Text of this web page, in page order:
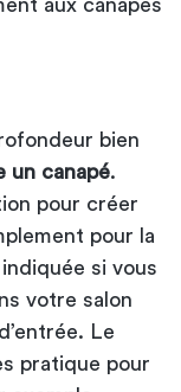
bien
un canapé.
pour créer
pour la
si vous
votre salon
Le
pratique pour